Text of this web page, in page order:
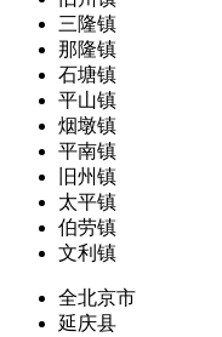
三隆镇
那隆镇
石塘镇
平山镇
烟墩镇
平南镇
旧州镇
太平镇
伯劳镇
文利镇
全北京市
延庆县